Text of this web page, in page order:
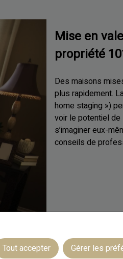
Tout accepter Gérer les
Mise en
propriété
Des maisons
plus rapidement.
home staging »)
voir le potentiel
s’imaginer eux-
conseils de